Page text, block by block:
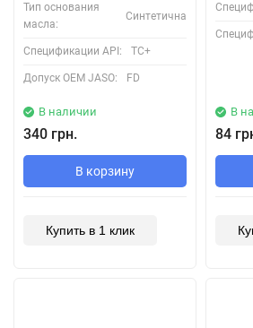
Тип основания
масла:
Синтетична
Спецификации API: TC+
Допуск OEM JASO: FD
В наличии
340 грн.
В корзину
Купить в 1 клик
В
84